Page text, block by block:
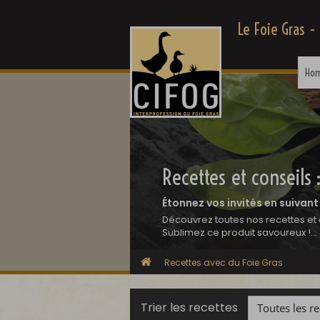
Le Foie Gras
Recettes et conseils
Étonnez vos invités en
Découvrez toutes nos recettes
Sublimez ce produit savoureux !...
Recettes avec du Foie Gras
Trier les recettes Toutes les